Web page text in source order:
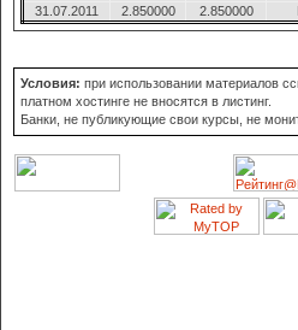
31.07.2011
2.850000 2.850000
Условия: при использовании материалов
платном хостинге не вносятся в листинг.
Банки, не публикующие свои курсы, не